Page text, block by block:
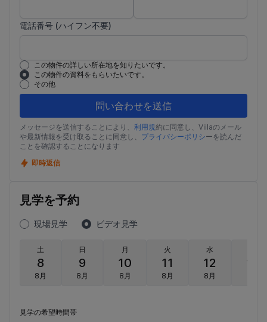
電話番号 (ハイフン不要)
この物件の詳しい所在地を知りたいです。
この物件の資料をもらいたいです。
その他
問い合わせを送信
メッセージを送信することにより、 利用規約に同意し、Viilaのメール
や最新情報を受け取ることに同意し、 プライバシーポリシーを読んだ
ことを確認することになります
即時返信
見学を予約
現場見学 ビデオ見学
土
8
8月
日
9
8月
月
10
8月
火
11
8月
水
12
8月
13
見学の希望時間帯